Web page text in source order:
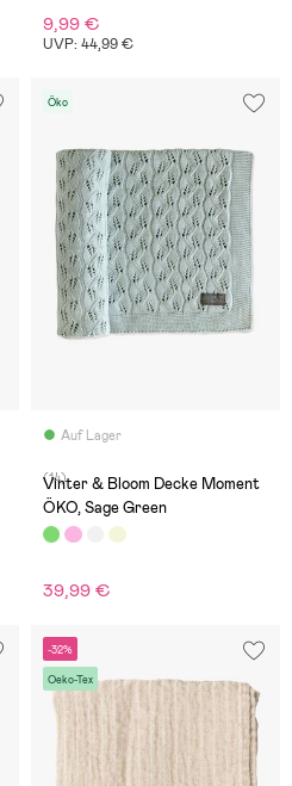
9,99 €
UVP: 44,99 €
Öko
Auf Lager
(14)
Vinter & Bloom Decke Moment
ÖKO, Sage Green
39,99 €
-32%
Oeko-Tex